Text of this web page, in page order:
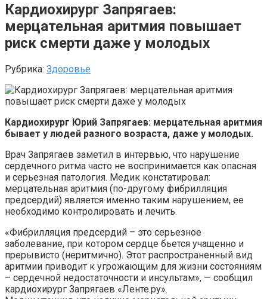
Кардиохирург Запрягаев:
мерцательная аритмия повышает
риск смерти даже у молодых
Рубрика: Здоровье
Кардиохирург Юрий Запрягаев: мерцательная аритмия
бывает у людей разного возраста, даже у молодых.
Врач Запрягаев заметил в интервью, что нарушение
сердечного ритма часто не воспринимается как опасная
и серьезная патология. Медик констатировал:
мерцательная аритмия (по-другому фибрилляция
предсердий) является именно таким нарушением, ее
необходимо контролировать и лечить.
«Фибрилляция предсердий – это серьезное
заболевание, при котором сердце бьется учащенно и
прерывисто (неритмично). Этот распространенный вид
аритмии приводит к угрожающим для жизни состояниям
– сердечной недостаточности и инсультам», — сообщил
кардиохирург Запрягаев «Ленте.ру».